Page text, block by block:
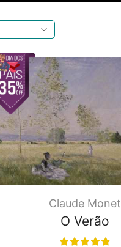
Claude Monet
O Verão